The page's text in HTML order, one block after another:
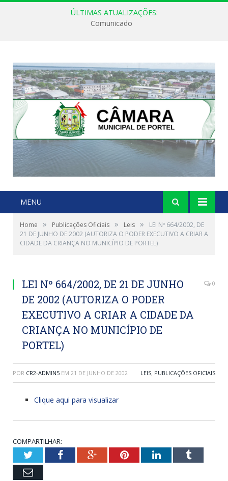
ÚLTIMAS ATUALIZAÇÕES:
Comunicado
MENU
Home » Publicações Oficiais » Leis »
LEI Nº 664/2002, DE
21 DE JUNHO DE 2002 (AUTORIZA O PODER EXECUTIVO A CRIAR A
CIDADE DA CRIANÇA NO MUNICÍPIO DE PORTEL)
LEI Nº 664/2002, DE 21 DE JUNHO
DE 2002 (AUTORIZA O PODER
EXECUTIVO A CRIAR A CIDADE DA
CRIANÇA NO MUNICÍPIO DE
PORTEL)
0
POR CR2-ADMIN5 EM 21 DE JUNHO DE 2002 LEIS, PUBLICAÇÕES OFICIAIS
Clique aqui para visualizar
COMPARTILHAR:
TwitterFacebookGoogle+PinterestLinkedInTumblr
Email